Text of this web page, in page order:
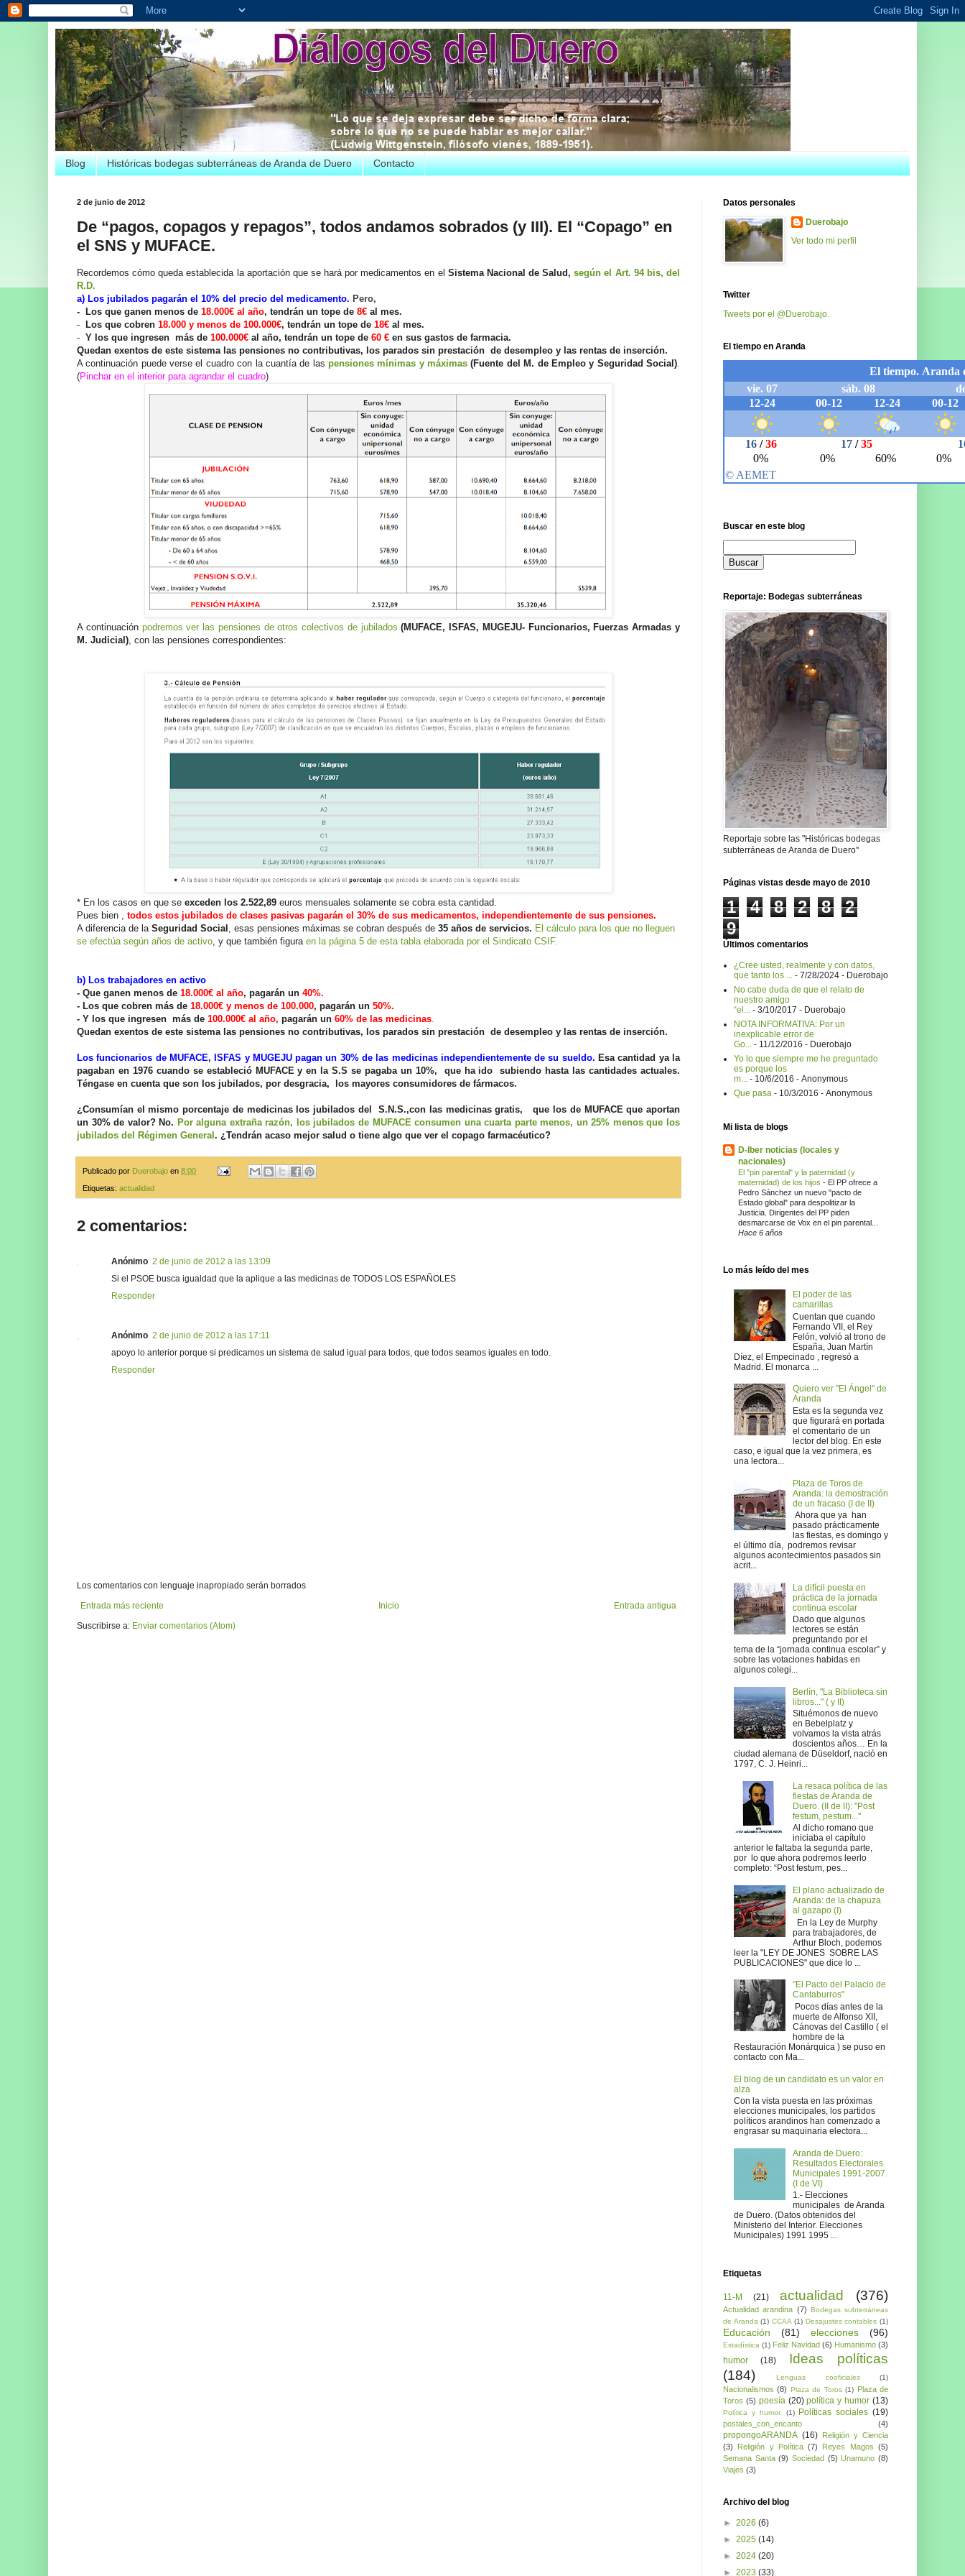
Blog Históricas bodegas subterráneas de Aranda de Duero Contacto
2 de junio de 2012
De “pagos, copagos y repagos”, todos andamos sobrados (y III). El “Copago” en
el SNS y MUFACE.
Recordemos cómo queda establecida la aportación que se hará por medicamentos en el Sistema Nacional de Salud,según el Art. 94 bis, del
R.D.
a) Los jubilados pagarán el 10% del precio del medicamento. Pero,
- Los que ganen menos de 18.000€ al año, tendrán un tope de 8€ al mes.
-
Los que cobren 18.000 y menos de 100.000€, tendrán un tope de 18€ al mes.
- Y los que ingresen más de 100.000€ al año, tendrán un tope de 60 € en sus gastos de farmacia.
Quedan exentos de este sistema las pensiones no contributivas, los parados sin prestación de desempleo y las rentas de inserción.
A continuación puede verse el cuadro con la cuantía de las pensiones mínimas y máximas (Fuente del M. de Empleo y Seguridad Social).
(Pinchar en el interior para agrandar el cuadro)
A continuación podremos ver las pensiones de otros colectivos de jubilados(MUFACE, ISFAS, MUGEJU- Funcionarios, Fuerzas Armadas y
M. Judicial), con las pensiones correspondientes:
* En los casos en que se exceden los 2.522,89 euros mensuales solamente se cobra esta cantidad.
Pues bien , todos estos jubilados de clases pasivas pagarán el 30% de sus medicamentos, independientemente de sus pensiones.
A diferencia de la Seguridad Social , esas pensiones máximas se cobran después de 35 años de servicios. El cálculo para los que no lleguen
se efectúa según años de activo, y que también figura en la página 5 de esta tabla elaborada por el Sindicato CSIF.
b) Los trabajadores en activo
- Que ganen menos de 18.000€ al año, pagarán un 40%.
- Los que cobren más de 18.000€ y menos de 100.000, pagarán un 50%.
- Y los que ingresen más de 100.000€ al año, pagarán un 60% de las medicinas.
Quedan exentos de este sistema las pensiones no contributivas, los parados sin prestación de desempleo y las rentas de inserción.
Los funcionarios de MUFACE, ISFAS y MUGEJU pagan un 30% de las medicinas independientemente de su sueldo. Esa cantidad ya la
pagaban en 1976 cuando se estableció MUFACE y en la S.S se pagaba un 10%, que ha ido subiendo hasta las cantidades actuales.
Téngase en cuenta que son los jubilados, por desgracia, los mayores consumidores de fármacos.
¿Consumían el mismo porcentaje de medicinas los jubilados del S.N.S.,con las medicinas gratis, que los de MUFACE que aportan
un 30% de valor? No. Por alguna extraña razón, los jubilados de MUFACE consumen una cuarta parte menos, un 25% menos que los
jubilados del Régimen General . ¿Tendrán acaso mejor salud o tiene algo que ver el copago farmacéutico?
Publicado por Duerobajo en 8:00
Etiquetas: actualidad
2 comentarios:
Anónimo 2 de junio de 2012 a las 13:09
Si el PSOE busca igualdad que la aplique a las medicinas de TODOS LOS ESPAÑOLES
Responder
Anónimo 2 de junio de 2012 a las 17:11
apoyo lo anterior porque si predicamos un sistema de salud igual para todos, que todos seamos iguales en todo.
Responder
Los comentarios con lenguaje inapropiado serán borrados
Entrada más reciente
Entrada antigua
Inicio
Suscribirse a: Enviar comentarios (Atom)
Datos personales
Duerobajo
Ver todo mi perfil
Twitter
Tweets por el @Duerobajo.
El tiempo en Aranda
Buscar en este blog
Reportaje: Bodegas subterráneas
Reportaje sobre las "Históricas bodegas
subterráneas de Aranda de Duero"
Páginas vistas desde mayo de 2010
1 4 8 2 8
2
9
Últimos comentarios
¿Cree usted, realmente y con datos,
que tanto los ...
- 7/28/2024 - Duerobajo
No cabe duda de que el relato de
nuestro amigo
“el...
- 3/10/2017 - Duerobajo
NOTA INFORMATIVA: Por un
inexplicable error de
Go...
- 11/12/2016 - Duerobajo
Yo lo que siempre me he preguntado
es porque los
m...
- 10/6/2016 - Anonymous
Que pasa - 10/3/2016 - Anonymous
Mi lista de blogs
D-Iber noticias (locales y
nacionales)
El "pin parental" y la paternidad (y
maternidad) de los hijos - El PP ofrece a
Pedro Sánchez un nuevo "pacto de
Estado global" para despolitizar la
Justicia. Dirigentes del PP piden
desmarcarse de Vox en el pin parental...
Hace 6 años
Lo más leído del mes
El poder de las
camarillas
Cuentan que cuando
Fernando VII, el Rey
Felón, volvió al trono de
España, Juan Martín
Díez, el Empecinado , regresó a
Madrid. El monarca ...
Quiero ver "El Ángel" de
Aranda
Esta es la segunda vez
que figurará en portada
el comentario de un
lector del blog. En este
caso, e igual que la vez primera, es
una lectora...
Plaza de Toros de
Aranda: la demostración
de un fracaso (I de II)
Ahora que ya han
pasado prácticamente
las fiestas, es domingo y
el último día, podremos revisar
algunos acontecimientos pasados sin
acrit...
La difícil puesta en
práctica de la jornada
continua escolar
Dado que algunos
lectores se están
preguntando por el
tema de la “jornada continua escolar” y
sobre las votaciones habidas en
algunos colegi...
Berlín, "La Biblioteca sin
libros..." ( y II)
Situémonos de nuevo
en Bebelplatz y
volvamos la vista atrás
doscientos años… En la
ciudad alemana de Düseldorf, nació en
1797, C. J. Heinri...
La resaca política de las
fiestas de Aranda de
Duero. (II de II): "Post
festum, pestum..."
Al dicho romano que
iniciaba el capítulo
anterior le faltaba la segunda parte,
por lo que ahora podremos leerlo
completo: “Post festum, pes...
El plano actualizado de
Aranda: de la chapuza
al gazapo (I)
En la Ley de Murphy
para trabajadores, de
Arthur Bloch, podemos
leer la "LEY DE JONES SOBRE LAS
PUBLICACIONES" que dice lo ...
"El Pacto del Palacio de
Cantaburros"
Pocos días antes de la
muerte de Alfonso XII,
Cánovas del Castillo ( el
hombre de la
Restauración Monárquica ) se puso en
contacto con Ma...
El blog de un candidato es un valor en
alza
Con la vista puesta en las próximas
elecciones municipales, los partidos
políticos arandinos han comenzado a
engrasar su maquinaria electora...
Aranda de Duero:
Resultados Electorales
Municipales 1991-2007.
(I de VI)
1.- Elecciones
municipales de Aranda
de Duero. (Datos obtenidos del
Ministerio del Interior. Elecciones
Municipales) 1991 1995 ...
Etiquetas
11-M (21) actualidad (376)
Actualidad arandina (7) Bodegas subterráneas
de Aranda (1) CCAA (1) Desajustes contables (1)
Educación (81) elecciones (96)
Estadística (1) Feliz Navidad (6) Humanismo (3)
humor (18)
Ideas políticas
(184)
Lenguas cooficiales (1)
Nacionalismos (8) Plaza de Toros (1) Plaza de
Toros (5) poesía (20) política y humor (13)
Política y humor. (1) Políticas sociales (19)
postales_con_encanto (4)
propongoARANDA (16) Religión y Ciencia
(3)
Religión y Política (7) Reyes Magos (5)
Semana Santa (9) Sociedad (5) Unamuno (8)
Viajes (3)
Archivo del blog
► 2026 (6)
► 2025 (14)
► 2024 (20)
► 2023 (33)